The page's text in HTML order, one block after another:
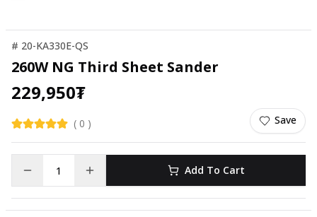
# 20-KA330E-QS
260W NG Third Sheet Sander
229,950₮
( 0 ) Save
Add To Cart